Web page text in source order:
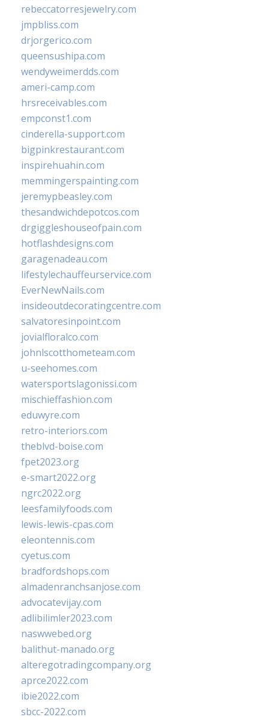
rebeccatorresjewelry.com
jmpbliss.com
drjorgerico.com
queensushipa.com
wendyweimerdds.com
ameri-camp.com
hrsreceivables.com
empconst1.com
cinderella-support.com
bigpinkrestaurant.com
inspirehuahin.com
memmingerspainting.com
jeremypbeasley.com
thesandwichdepotcos.com
drgiggleshouseofpain.com
hotflashdesigns.com
garagenadeau.com
lifestylechauffeurservice.com
EverNewNails.com
insideoutdecoratingcentre.com
salvatoresinpoint.com
jovialfloralco.com
johnlscotthometeam.com
u-seehomes.com
watersportslagonissi.com
mischieffashion.com
eduwyre.com
retro-interiors.com
theblvd-boise.com
fpet2023.org
e-smart2022.org
ngrc2022.org
leesfamilyfoods.com
lewis-lewis-cpas.com
eleontennis.com
cyetus.com
bradfordshops.com
almadenranchsanjose.com
advocatevijay.com
adlibilimler2023.com
naswwebed.org
balithut-manado.org
alteregotradingcompany.org
aprce2022.com
ibie2022.com
sbcc-2022.com